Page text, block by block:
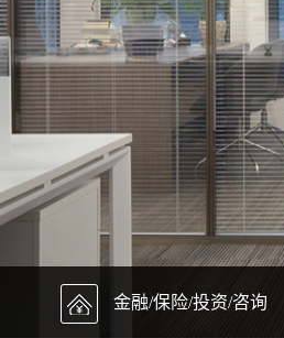
金融/保险/投资/咨询